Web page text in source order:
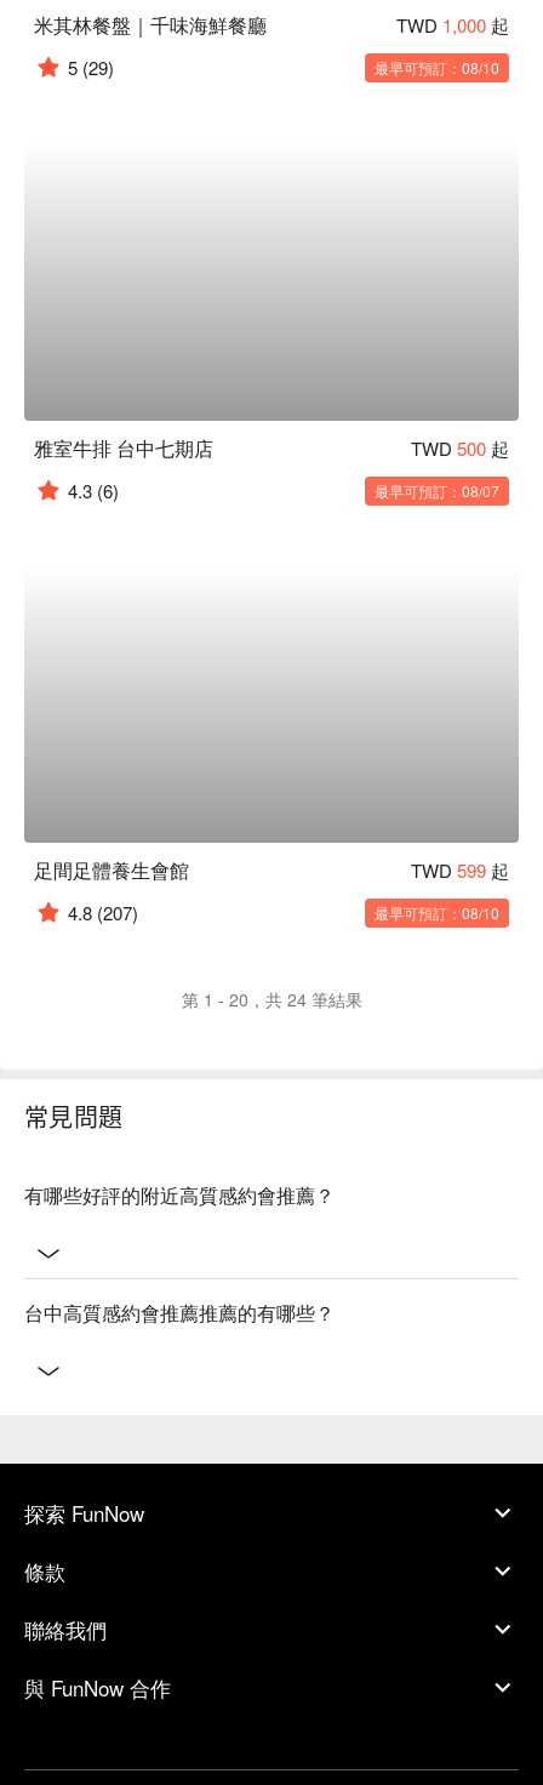
米其林餐盤｜千味海鮮餐廳 TWD 1,000 起
5 (29) 最早可預訂：08/10
雅室牛排 台中七期店 TWD 500 起
4.3 (6) 最早可預訂：08/07
足間足體養生會館 TWD 599 起
4.8 (207) 最早可預訂：08/10
第 1 - 20，共 24 筆結果
常見問題
有哪些好評的附近高質感約會推薦？
台中高質感約會推薦推薦的有哪些？
探索 FunNow
條款
聯絡我們
與 FunNow 合作